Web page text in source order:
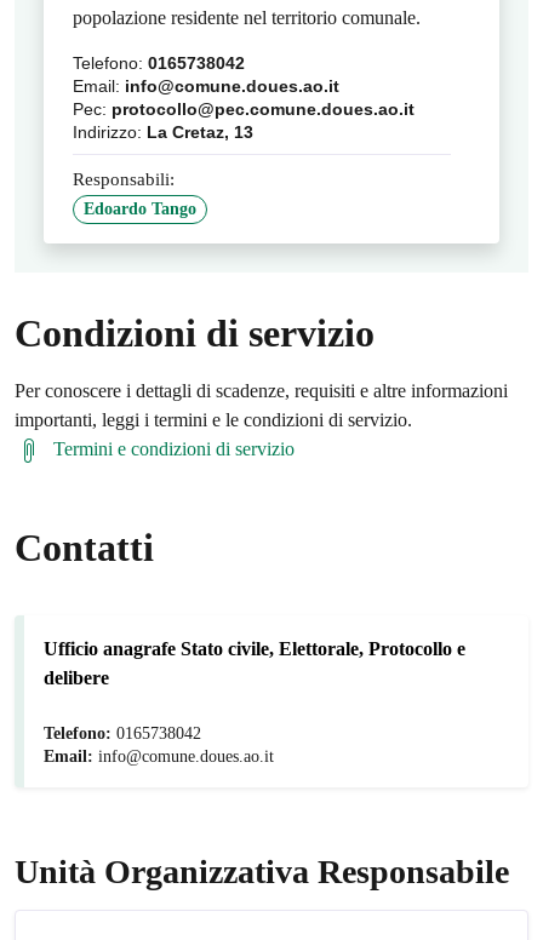
popolazione residente nel territorio comunale.
Telefono: 0165738042
Email: info@comune.doues.ao.it
Pec: protocollo@pec.comune.doues.ao.it
Indirizzo: La Cretaz, 13
Responsabili:
Edoardo Tango
Condizioni di servizio
Per conoscere i dettagli di scadenze, requisiti e altre informazioni
importanti, leggi i termini e le condizioni di servizio.
Termini e condizioni di servizio
Contatti
Ufficio anagrafe Stato civile, Elettorale, Protocollo e
delibere
Telefono: 0165738042
Email: info@comune.doues.ao.it
Unità Organizzativa Responsabile